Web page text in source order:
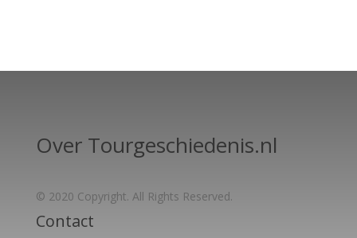
Over Tourgeschiedenis.nl
© 2020 Copyright. All Rights Reserved.
Contact